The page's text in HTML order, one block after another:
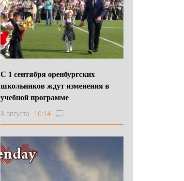
С 1 сентября оренбургских
школьников ждут изменения в
учебной программе
8 августа 10:14